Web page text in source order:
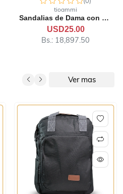
tioammi
Sandalias de Dama con Plat...
USD25.00
Bs.: 18,897.50
Ver mas